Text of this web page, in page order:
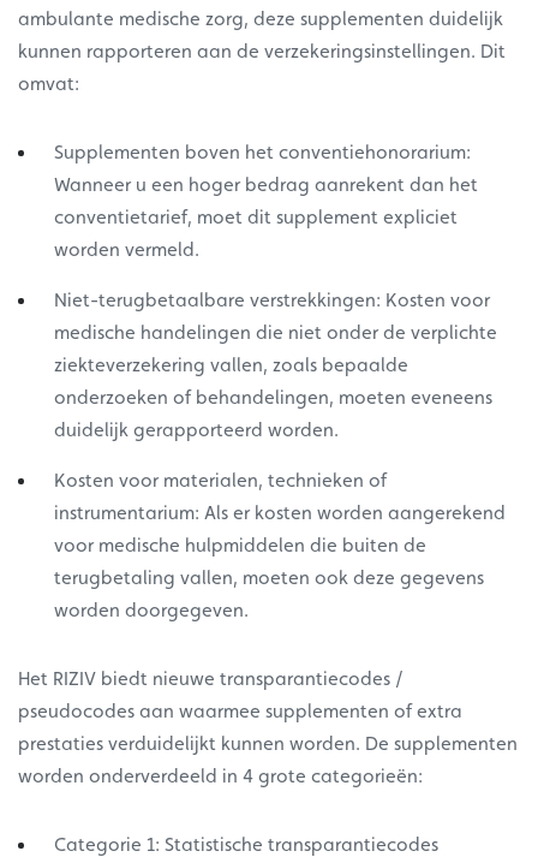
ambulante medische zorg, deze supplementen duidelijk
kunnen rapporteren aan de verzekeringsinstellingen. Dit
omvat:
Supplementen boven het conventiehonorarium:
Wanneer u een hoger bedrag aanrekent dan het
conventietarief, moet dit supplement expliciet
worden vermeld.
Niet-terugbetaalbare verstrekkingen: Kosten voor
medische handelingen die niet onder de verplichte
ziekteverzekering vallen, zoals bepaalde
onderzoeken of behandelingen, moeten eveneens
duidelijk gerapporteerd worden.
Kosten voor materialen, technieken of
instrumentarium: Als er kosten worden aangerekend
voor medische hulpmiddelen die buiten de
terugbetaling vallen, moeten ook deze gegevens
worden doorgegeven.
Het RIZIV biedt nieuwe transparantiecodes /
pseudocodes aan waarmee supplementen of extra
prestaties verduidelijkt kunnen worden. De supplementen
worden onderverdeeld in 4 grote categorieën:
Categorie 1: Statistische transparantiecodes